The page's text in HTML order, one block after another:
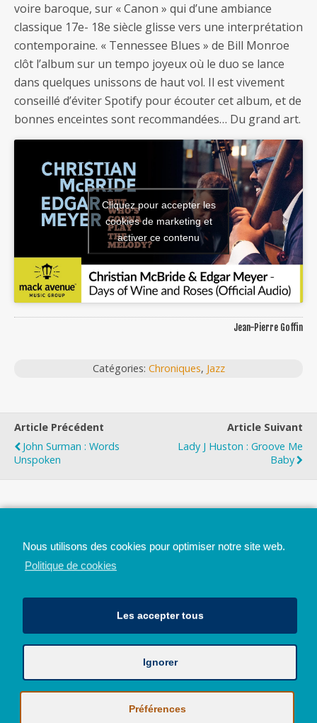
voire baroque, sur « Canon » qui d’une ambiance
classique 17e- 18e siècle glisse vers une interprétation
contemporaine. « Tennessee Blues » de Bill Monroe
clôt l’album sur un tempo joyeux où le duo se lance
dans quelques unissons de haut vol. Il est vivement
conseillé d’éviter Spotify pour écouter cet album, et de
bonnes enceintes sont recommandées… Du grand art.
Cliquez pour accepter les
cookies de marketing et
activer ce contenu
Jean-Pierre Goffin
Catégories: Chroniques, Jazz
Article Précédent
John Surman : Words
Unspoken
Article Suivant
Lady J Huston : Groove Me
Baby
Avec le soutien de la Province de Liège
© 2026 - Tous droits réservés - JazzMania
Politique en matière de confidentialité et de vie privée
Nous utilisons des cookies pour optimiser notre site web.
Politique de cookies
Les accepter tous
Ignorer
Préférences